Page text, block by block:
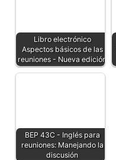
Libro electrónico
Aspectos básicos de las
reuniones - Nueva edición
BEP 43C - Inglés para
reuniones: Manejando la
discusión